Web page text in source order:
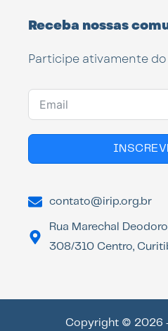
Receba nossas
Participe ativamente do
contato@irip.org.br
Rua Marechal
308/310 Centro,
Copyright © 2026